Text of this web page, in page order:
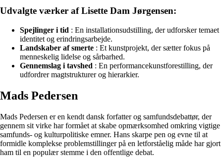
Udvalgte værker af Lisette Dam Jørgensen:
Spejlinger i tid : En installationsudstilling, der udforsker temaet
identitet og erindringsarbejde.
Landskaber af smerte : Et kunstprojekt, der sætter fokus på
menneskelig lidelse og sårbarhed.
Gennemslag i tavshed : En performancekunstforestilling, der
udfordrer magtstrukturer og hierarkier.
Mads Pedersen
Mads Pedersen er en kendt dansk forfatter og samfundsdebattør, der
gennem sit virke har formået at skabe opmærksomhed omkring vigtige
samfunds- og kulturpolitiske emner. Hans skarpe pen og evne til at
formidle komplekse problemstillinger på en letforståelig måde har gjort
ham til en populær stemme i den offentlige debat.